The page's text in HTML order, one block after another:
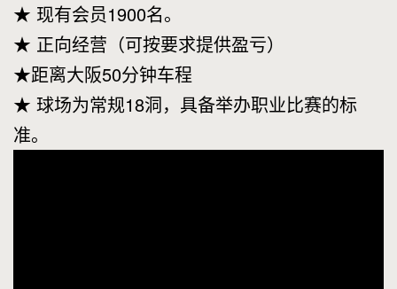
★ 现有会员1900名。
★ 正向经营（可按要求提供盈亏）
★距离大阪50分钟车程
★ 球场为常规18洞，具备举办职业比赛的标
准。